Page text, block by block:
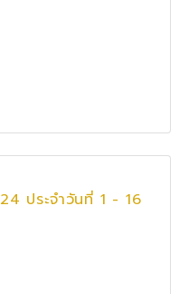
ประจำวันที่ 1 - 16